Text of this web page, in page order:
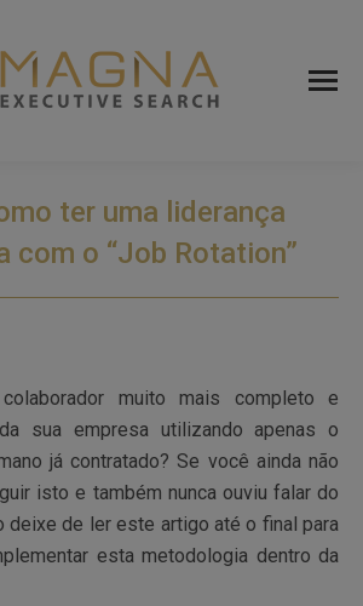
ter uma liderança
com o “Job Rotation”
muito mais completo e
sua empresa utilizando apenas o
já contratado? Se você ainda não
isto e também nunca ouviu falar do
deixe de ler este artigo até o final para
esta metodologia dentro da